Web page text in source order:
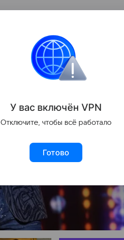
У вас включён VPN
Отключите, чтобы всё работало
Готово